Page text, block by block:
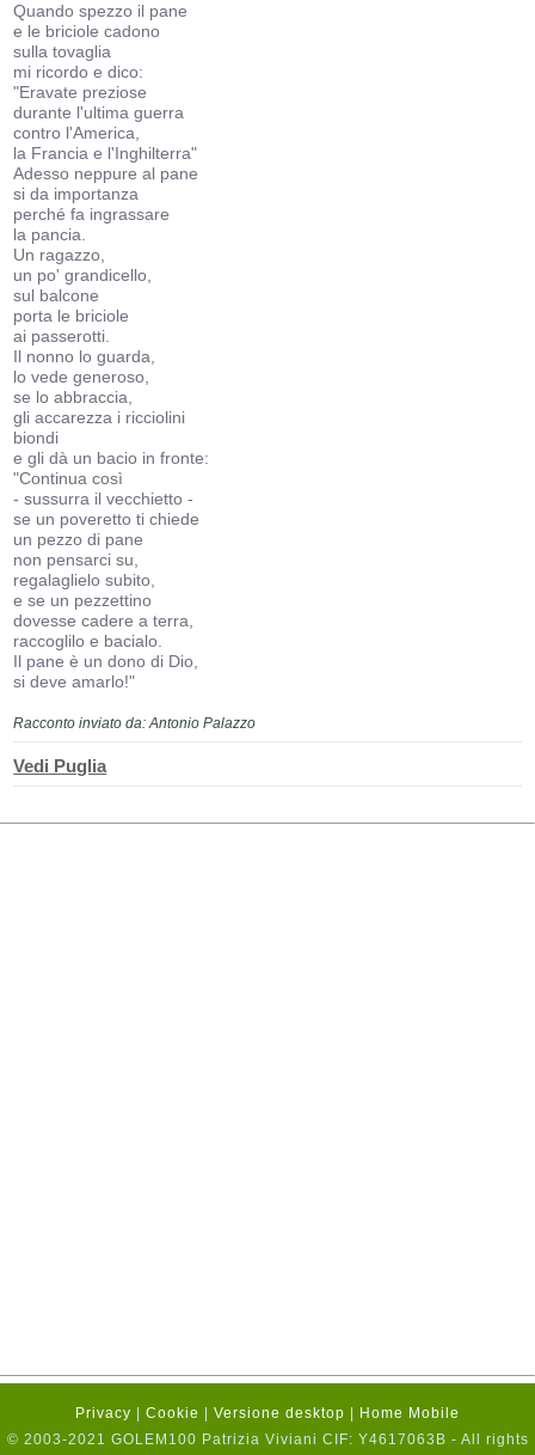
Quando spezzo il pane
e le briciole cadono
sulla tovaglia
mi ricordo e dico:
"Eravate preziose
durante l'ultima guerra
contro l'America,
la Francia e l'Inghilterra"
Adesso neppure al pane
si da importanza
perché fa ingrassare
la pancia.
Un ragazzo,
un po' grandicello,
sul balcone
porta le briciole
ai passerotti.
Il nonno lo guarda,
lo vede generoso,
se lo abbraccia,
gli accarezza i ricciolini
biondi
e gli dà un bacio in fronte:
"Continua così
- sussurra il vecchietto -
se un poveretto ti chiede
un pezzo di pane
non pensarci su,
regalaglielo subito,
e se un pezzettino
dovesse cadere a terra,
raccoglilo e bacialo.
Il pane è un dono di Dio,
si deve amarlo!"
Racconto inviato da: Antonio Palazzo
Vedi Puglia
Privacy Cookie Versione desktop
Home Mobile
© 2003-2021 GOLEM100 Patrizia Viviani CIF: Y4617063B - All rights